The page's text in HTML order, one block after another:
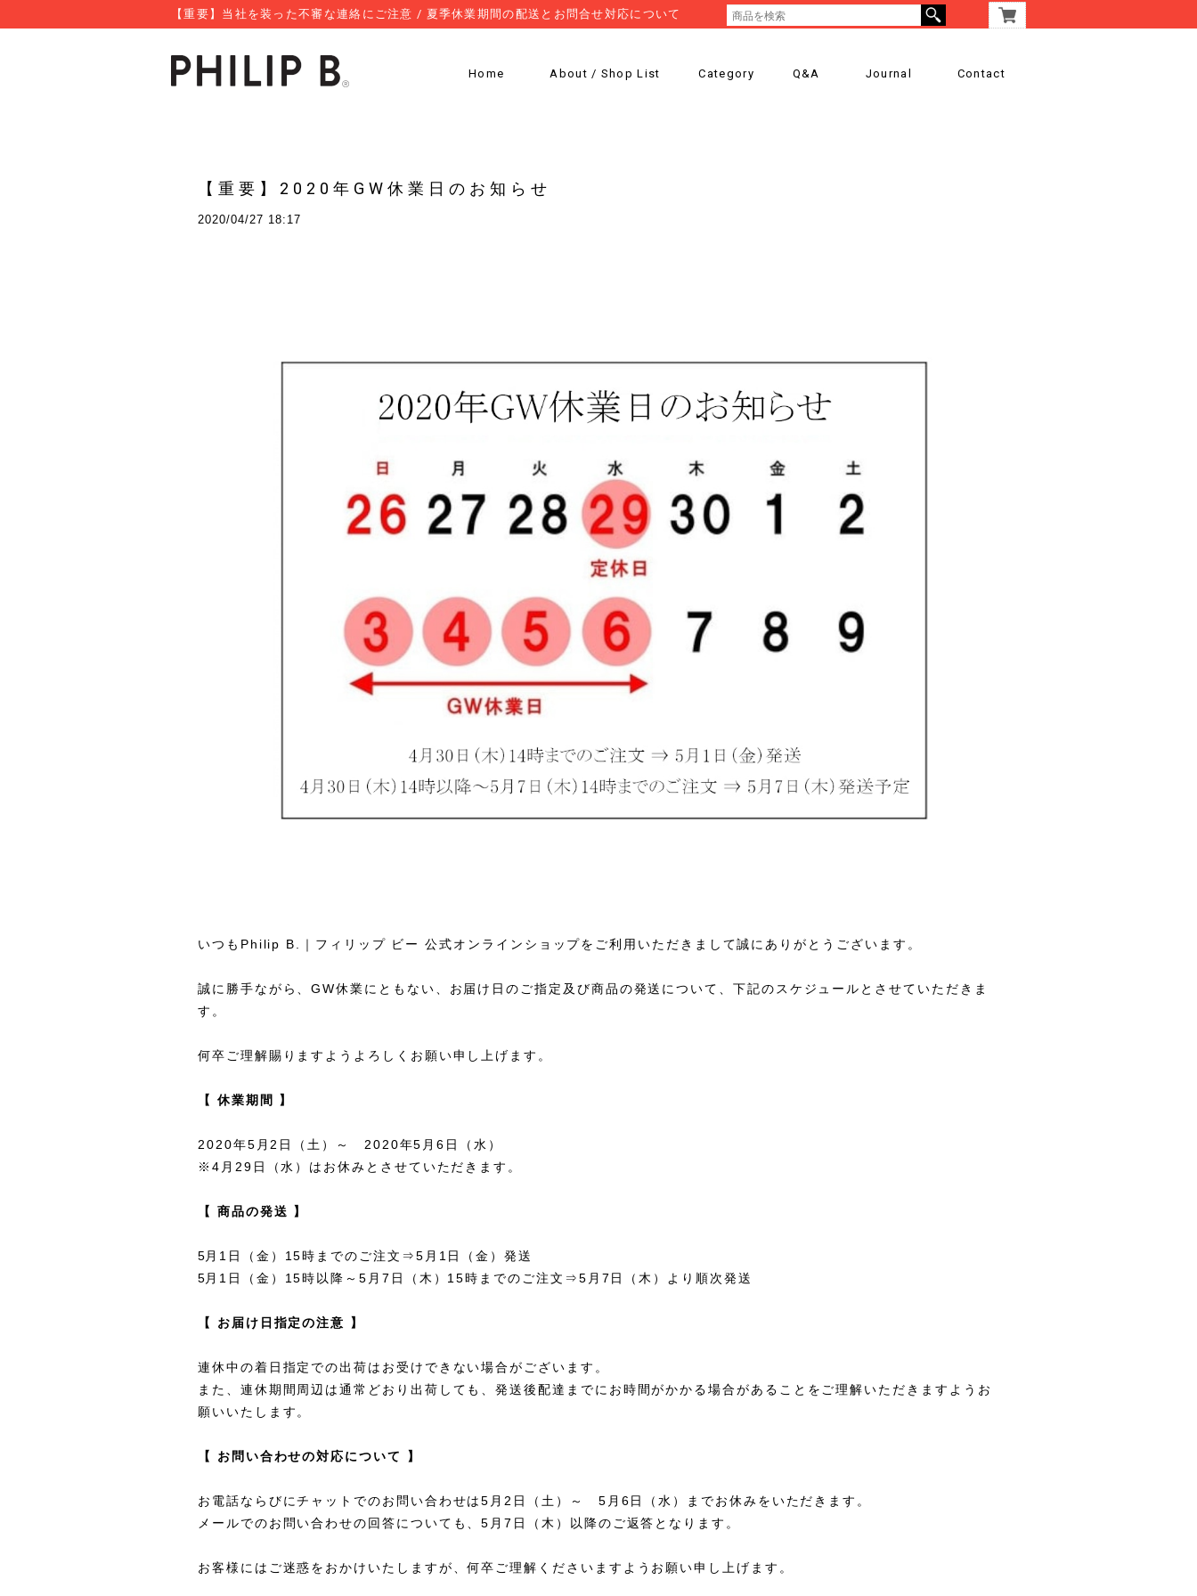
【重要】当社を装った不審な連絡にご注意 / 夏季休業期間の配送とお問合せ対応について
Home About / Shop List Category Q&A Journal Contact
【重要】2020年GW休業日のお知らせ
2020/04/27 18:17
いつもPhilip B.｜フィリップ ビー 公式オンラインショップをご利用いただきまして誠にありがとうございます。
誠に勝手ながら、GW休業にともない、お届け日のご指定及び商品の発送について、下記のスケジュールとさせていただきま
す。
何卒ご理解賜りますようよろしくお願い申し上げます。
【 休業期間 】
2020年5月2日（土）～ 2020年5月6日（水）
※4月29日（水）はお休みとさせていただきます。
【 商品の発送 】
5月1日（金）15時までのご注文⇒5月1日（金）発送
5月1日（金）15時以降～5月7日（木）15時までのご注文⇒5月7日（木）より順次発送
【 お届け日指定の注意 】
連休中の着日指定での出荷はお受けできない場合がございます。
また、連休期間周辺は通常どおり出荷しても、発送後配達までにお時間がかかる場合があることをご理解いただきますようお
願いいたします。
【 お問い合わせの対応について 】
お電話ならびにチャットでのお問い合わせは5月2日（土）～ 5月6日（水）までお休みをいただきます。
メールでのお問い合わせの回答についても、5月7日（木）以降のご返答となります。
お客様にはご迷惑をおかけいたしますが、何卒ご理解くださいますようお願い申し上げます。